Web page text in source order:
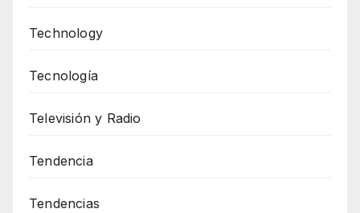
Technology
Tecnología
Televisión y Radio
Tendencia
Tendencias